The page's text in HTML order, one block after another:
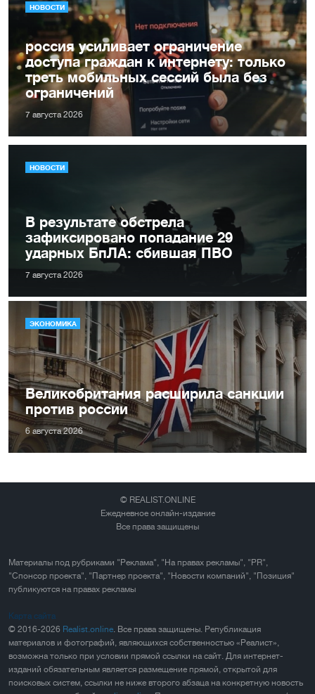
НОВОСТИ
россия усиливает ограничение
доступа граждан к интернету: только
треть мобильных сессий была без
ограничений
7 августа 2026
НОВОСТИ
В результате обстрела
зафиксировано попадание 29
ударных БпЛА: сбившая ПВО
7 августа 2026
ЭКОНОМИКА
Великобритания расширила санкции
против россии
6 августа 2026
© REALIST.ONLINE
Ежедневное онлайн-издание
Все права защищены
Материалы под рубриками "Реклама", "На правах рекламы", "PR",
"Спонсор проекта", "Партнер проекта", "Новости компаний", "Позиция"
публикуются на правах рекламы
Карта сайта
© 2016-2026 Realist.online . Все права защищены. Републикация
материалов и фотографий, являющихся собственностью «Реалист»,
возможна только при условии прямой ссылки на сайт. Для интернет-
изданий обязательным является размещение прямой, открытой для
поисковых систем, ссылки не ниже второго абзаца на конкретную новость